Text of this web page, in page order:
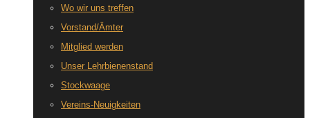
Wo wir uns treffen
Vorstand/Ämter
Mitglied werden
Unser Lehrbienenstand
Stockwaage
Vereins-Neuigkeiten